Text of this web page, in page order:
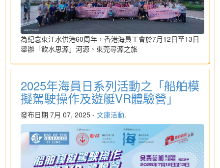
為紀念東江水供港60周年，香港海員工會於7月12日至13日
舉辦「飲水思源」河源、東莞尋源之旅
2025年海員日系列活動之「船舶模
擬駕駛操作及遊艇VR體驗營」
發布日期 7月 07, 2025 - 文康活動.